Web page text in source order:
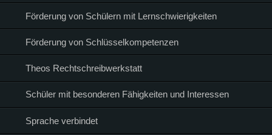
Förderung von Schülern mit Lernschwierigkeiten
Förderung von Schlüsselkompetenzen
Theos Rechtschreibwerkstatt
Schüler mit besonderen Fähigkeiten und Interessen
Sprache verbindet